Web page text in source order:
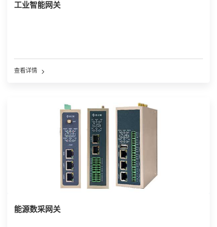
工业智能网关
查看详情
能源数采网关